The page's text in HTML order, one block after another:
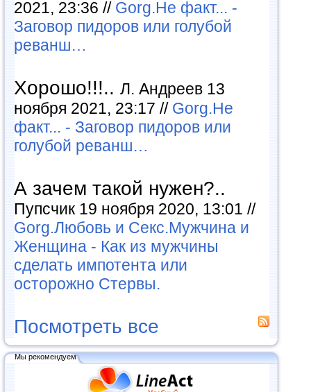
2021, 23:36 // Gorg.Не факт... -
Заговор пидоров или голубой
реванш…
Хорошо!!!.. Л. Андреев 13
ноября 2021, 23:17 // Gorg.Не
факт... - Заговор пидоров или
голубой реванш…
А зачем такой нужен?..
Пупсчик 19 ноября 2020, 13:01 //
Gorg.Любовь и Секс.Мужчина и
Женщина - Как из мужчины
сделать импотента или
осторожно Стервы.
Посмотреть все
Мы рекомендуем